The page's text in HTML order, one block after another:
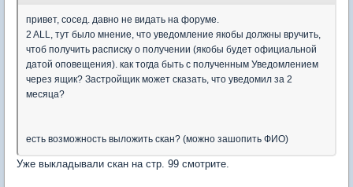
привет, сосед. давно не видать на форуме.
2 ALL, тут было мнение, что уведомление якобы должны вручить,
чтоб получить расписку о получении (якобы будет официальной
датой оповещения). как тогда быть с полученным Уведомлением
через ящик? Застройщик может сказать, что уведомил за 2
месяца?
есть возможность выложить скан? (можно зашопить ФИО)
Уже выкладывали скан на стр. 99 смотрите.